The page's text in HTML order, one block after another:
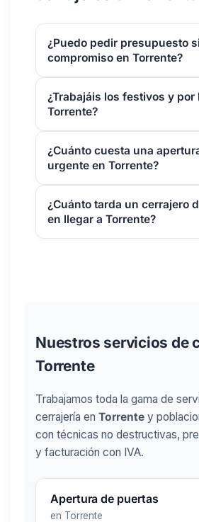
¿Puedo pedir presupuesto
compromiso en Torrente?
¿Trabajáis los festivos y por
Torrente?
¿Cuánto cuesta una
urgente en Torrente?
¿Cuánto tarda un cerrajero
en llegar a Torrente?
Nuestros servicios de
Torrente
Trabajamos toda la gama de
cerrajería en Torrente y
con técnicas no destructivas,
y facturación con IVA.
Apertura de puertas
en Torrente